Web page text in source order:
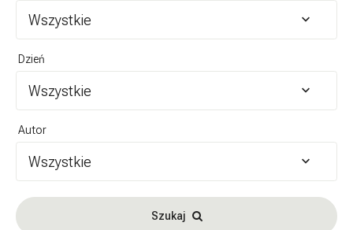
Wszystkie
Dzień
Wszystkie
Autor
Wszystkie
Szukaj